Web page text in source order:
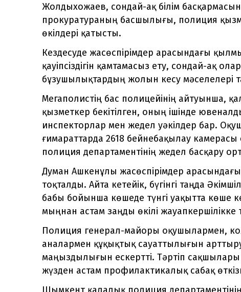
Жолдыхожаев, сондай-ақ білім
прокуратураның басшылығы, полиция
өкілдері қатысты.
Кездесуде жасөспірімдер арасындағы
қауіпсіздігін қамтамасыз ету, сондай-ақ
бұзушылықтардың жолын кесу мәселелері
Мегаполистің бас полицейінің айтуынша,
қызметкер бекітілген, оның ішінде
инспекторлар мен жедел уәкілдер бар.
ғимараттарда 2618 бейнебақылау
полиция департаментінің жедел басқару
Думан Ашкенұлы жасөспірімдер
тоқталды. Айта кетейік, бүгінгі таңда
бабы бойынша көшеде түнгі уақытта көше
мыңнан астам заңды өкілі жауапкершілікке
Полиция генерал-майоры оқушылармен,
аналармен құқықтық сауаттылығын арттыру
маңыздылығын ескертті. Тәртіп
жүзден астам профилактикалық сабақ